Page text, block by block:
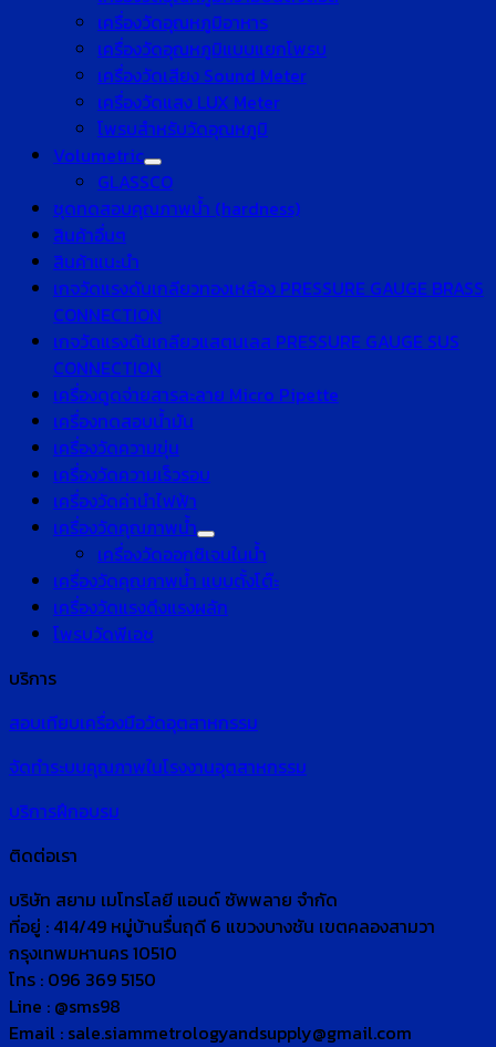
เครื่องวัดอุณหภูมิอาหาร
เครื่องวัดอุณหภูมิแบบแยกโพรบ
เครื่องวัดเสียง Sound Meter
เครื่องวัดแสง LUX Meter
โพรบสำหรับวัดอุณหภูมิ
Volumetric
GLASSCO
ชุดทดสอบคุณภาพน้ำ (hardness)
สินค้าอื่นๆ
สินค้าแนะนำ
เกจวัดแรงดันเกลียวทองเหลือง PRESSURE GAUGE BRASS
CONNECTION
เกจวัดแรงดันเกลียวแสตนเลส PRESSURE GAUGE SUS
CONNECTION
เครื่องดูดจ่ายสารละลาย Micro Pipette
เครื่องทดสอบน้ำมัน
เครื่องวัดความขุ่น
เครื่องวัดความเร็วรอบ
เครื่องวัดค่านำไฟฟ้า
เครื่องวัดคุณภาพน้ำ
เครื่องวัดออกซิเจนในน้ำ
เครื่องวัดคุณภาพน้ำ แบบตั้งโต๊ะ
เครื่องวัดแรงดึงแรงผลัก
โพรบวัดพีเอช
บริการ
สอบเทียบเครื่องมือวัดอุตสาหกรรม
จัดทำระบบคุณภาพในโรงงานอุตสาหกรรม
บริการฝึกอบรม
ติดต่อเรา
บริษัท สยาม เมโทรโลยี แอนด์ ซัพพลาย จำกัด
ที่อยู่ : 414/49 หมู่บ้านรื่นฤดี 6 แขวงบางชัน เขตคลองสามวา
กรุงเทพมหานคร 10510
โทร : 096 369 5150
Line : @sms98
Email : sale.siammetrologyandsupply@gmail.com